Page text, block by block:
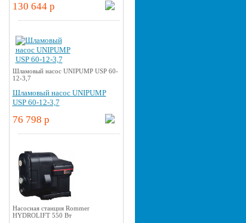
130 644 p
Шламовый насос UNIPUMP USP 60-
12-3,7
Шламовый насос UNIPUMP
USP 60-12-3,7
76 798 p
Насосная станция Rommer
HYDROLIFT 550 Вт